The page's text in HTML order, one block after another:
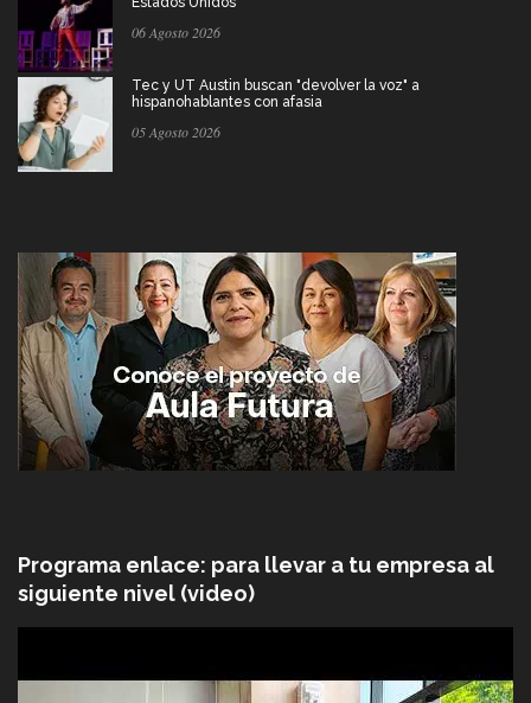
06 Agosto 2026
Tec y UT Austin buscan "devolver la voz" a
hispanohablantes con afasia
05 Agosto 2026
Programa enlace: para llevar a tu empresa al
siguiente nivel (video)